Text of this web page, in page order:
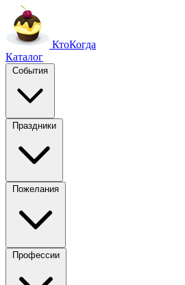
КтоКогда
Каталог
События
Праздники
Пожелания
Профессии